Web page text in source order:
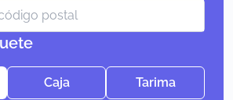
Caja Tarima